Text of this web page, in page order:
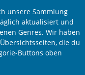
unsere Sammlung
aktualisiert und
Genres. Wir haben
die du
Buttons oben